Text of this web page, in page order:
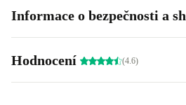
Informace o bezpečnosti a
Hodnocení (4.6)